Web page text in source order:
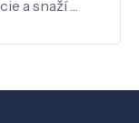
a snaží …